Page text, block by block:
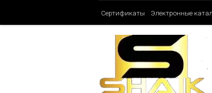
Сертификаты Электронные
Таблица ароматов SHAIK (Женские)
Политика конфиденциальности